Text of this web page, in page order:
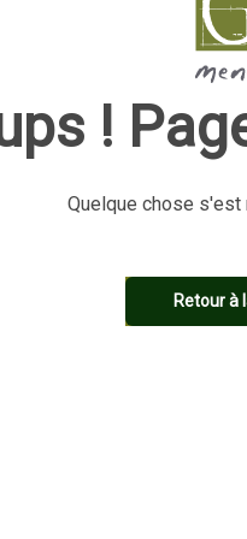
!
Quelque chose s'est
Retour à